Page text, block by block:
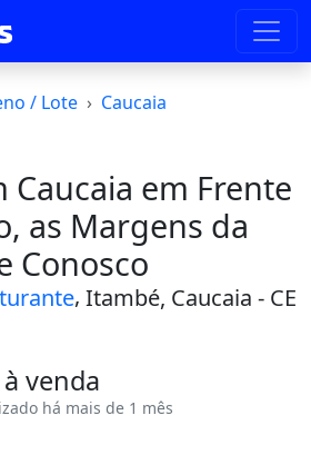
/ Lote Caucaia
Caucaia em Frente
as Margens da
Conosco
, Itambé, Caucaia - CE
venda
há mais de 1 mês